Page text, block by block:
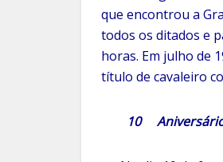
que encontrou a
todos os ditados e
horas. Em julho de
título de cavaleiro
10 Aniversário